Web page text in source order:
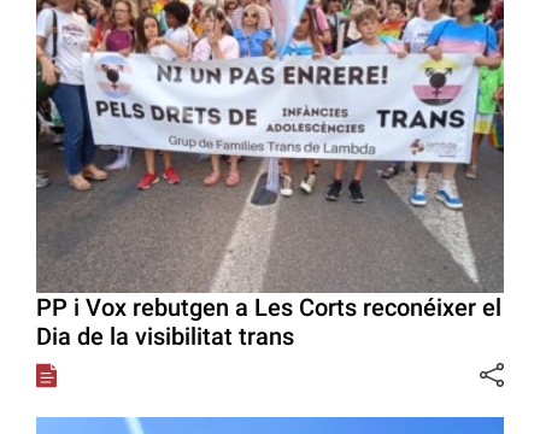
PP i Vox rebutgen a Les Corts reconéixer el
Dia de la visibilitat trans